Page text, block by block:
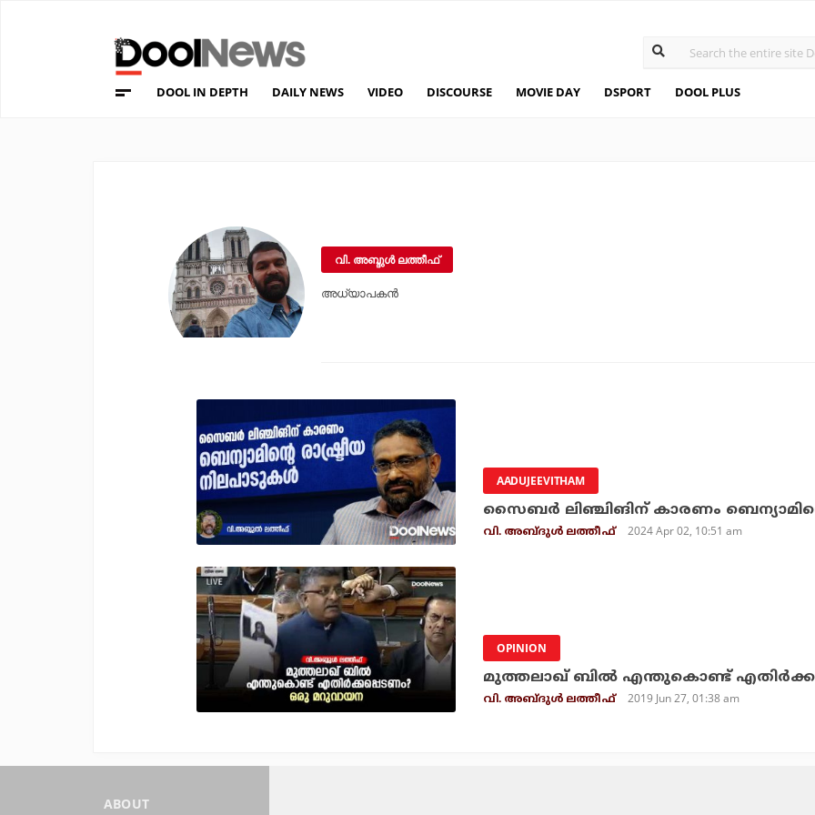
DOOL IN DEPTH DAILY NEWS VIDEO DISCOURSE MOVIE DAY DSPORT DOOL PLUS
വി. അബ്ദുള്‍ ലത്തീഫ്‌
അധ്യാപകന്‍
AADUJEEVITHAM
സൈബര്‍ ലിഞ്ചിങിന് കാരണം
വി. അബ്ദുള്‍ ലത്തീഫ്‌ 2024 Apr 02, 10:51 am
OPINION
മുത്തലാഖ് ബില്‍ എന്തുകൊണ്ട്
വി. അബ്ദുള്‍ ലത്തീഫ്‌ 2019 Jun 27, 01:38 am
ABOUT